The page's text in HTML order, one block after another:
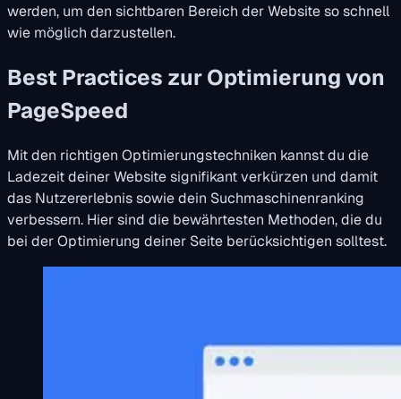
werden, um den sichtbaren Bereich der Website so schnell
wie möglich darzustellen.
Best Practices zur Optimierung von
PageSpeed
Mit den richtigen Optimierungstechniken kannst du die
Ladezeit deiner Website signifikant verkürzen und damit
das Nutzererlebnis sowie dein Suchmaschinenranking
verbessern. Hier sind die bewährtesten Methoden, die du
bei der Optimierung deiner Seite berücksichtigen solltest.